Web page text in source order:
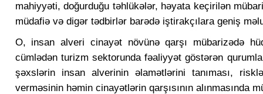
mahiyyəti, doğurduğu təhlükələr, həyata keçirilən
müdafiə və digər tədbirlər barədə iştirakçılara geniş
O, insan alveri cinayət növünə qarşı mübarizədə
cümlədən turizm sektorunda fəaliyyət göstərən
şəxslərin insan alverinin əlamətlərini tanıması,
verməsinin həmin cinayətlərin qarşısının alınmasında